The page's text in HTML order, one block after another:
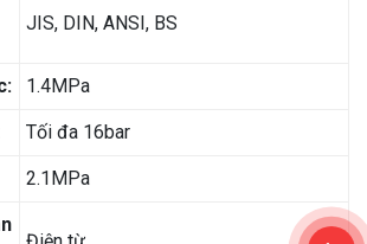
JIS, DIN, ANSI, BS
1.4MPa
Tối đa 16bar
2.1MPa